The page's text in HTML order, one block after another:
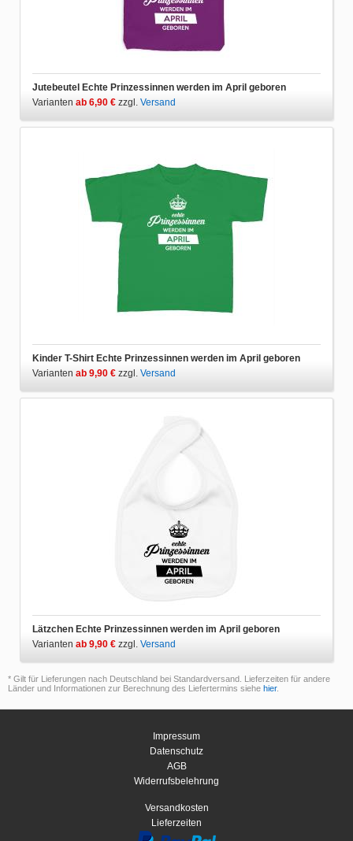
Jutebeutel Echte Prinzessinnen werden im April geboren
Varianten ab 6,90 € zzgl. Versand
Kinder T-Shirt Echte Prinzessinnen werden im April geboren
Varianten ab 9,90 € zzgl. Versand
Lätzchen Echte Prinzessinnen werden im April geboren
Varianten ab 9,90 € zzgl. Versand
* Gilt für Lieferungen nach Deutschland bei Standardversand. Lieferzeiten für andere
Länder und Informationen zur Berechnung des Liefertermins siehe hier.
Impressum
Datenschutz
AGB
Widerrufsbelehrung
Versandkosten
Lieferzeiten